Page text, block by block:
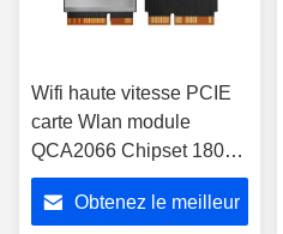
Wifi haute vitesse PCIE
carte Wlan module
QCA2066 Chipset 1800
Mbps Wifi 6 module
Obtenez le meilleur